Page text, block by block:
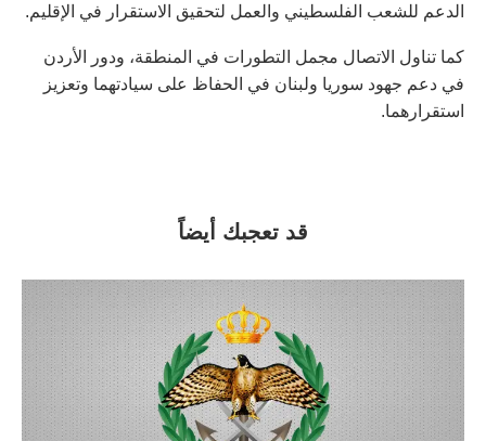
الدعم للشعب الفلسطيني والعمل لتحقيق الاستقرار في الإقليم.
كما تناول الاتصال مجمل التطورات في المنطقة، ودور الأردن
في دعم جهود سوريا ولبنان في الحفاظ على سيادتهما وتعزيز
استقرارهما.
قد تعجبك أيضاً